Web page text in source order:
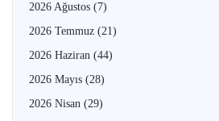
2026 Ağustos (7)
2026 Temmuz (21)
2026 Haziran (44)
2026 Mayıs (28)
2026 Nisan (29)